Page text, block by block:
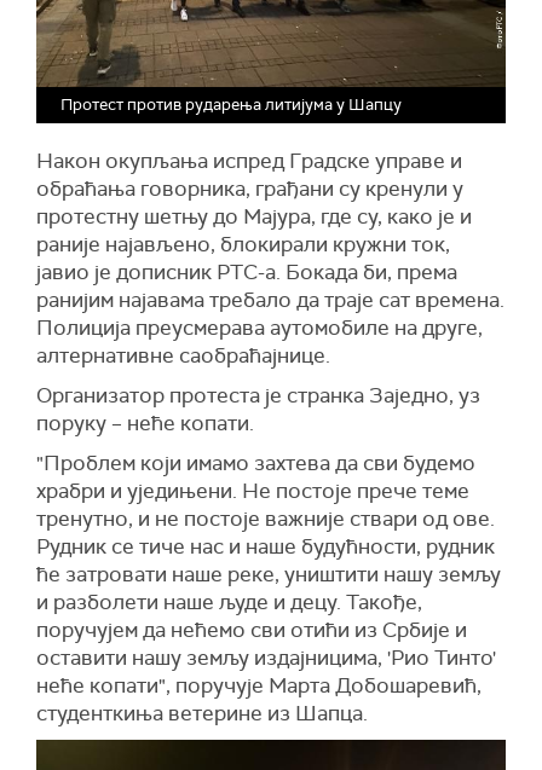
Протест против рударења литијума у Шапцу
Након окупљања испред Градске управе и
обраћања говорника, грађани су кренули у
протестну шетњу до Мајура, где су, како је и
раније најављено, блокирали кружни ток,
јавио је дописник РТС-а. Бокада би, према
ранијим најавама требало да траје сат времена.
Полиција преусмерава аутомобиле на друге,
алтернативне саобраћајнице.
Организатор протеста је странка Заједно, уз
поруку – неће копати.
"Проблем који имамо захтева да сви будемо
храбри и уједињени. Не постоје прече теме
тренутно, и не постоје важније ствари од ове.
Рудник се тиче нас и наше будућности, рудник
ће затровати наше реке, уништити нашу земљу
и разболети наше људе и децу. Такође,
поручујем да нећемо сви отићи из Србије и
оставити нашу земљу издајницима, 'Рио Тинто'
неће копати", поручује Марта Добошаревић,
студенткиња ветерине из Шапца.